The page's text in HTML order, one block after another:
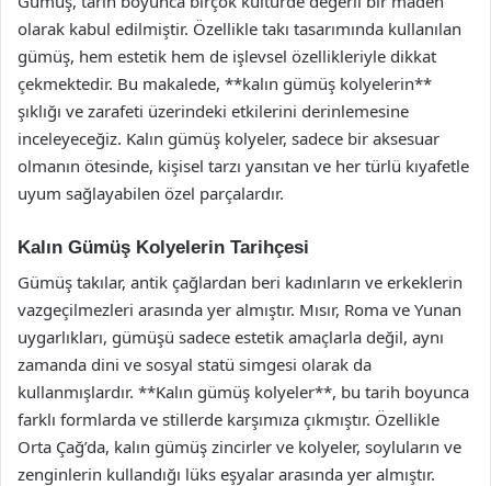
olarak kabul edilmiştir. Özellikle takı tasarımında kullanılan
gümüş, hem estetik hem de işlevsel özellikleriyle dikkat
çekmektedir. Bu makalede, **kalın gümüş kolyelerin**
şıklığı ve zarafeti üzerindeki etkilerini derinlemesine
inceleyeceğiz. Kalın gümüş kolyeler, sadece bir aksesuar
olmanın ötesinde, kişisel tarzı yansıtan ve her türlü kıyafetle
uyum sağlayabilen özel parçalardır.
Kalın Gümüş Kolyelerin Tarihçesi
Gümüş takılar, antik çağlardan beri kadınların ve erkeklerin
vazgeçilmezleri arasında yer almıştır. Mısır, Roma ve Yunan
uygarlıkları, gümüşü sadece estetik amaçlarla değil, aynı
zamanda dini ve sosyal statü simgesi olarak da
kullanmışlardır. **Kalın gümüş kolyeler**, bu tarih boyunca
farklı formlarda ve stillerde karşımıza çıkmıştır. Özellikle
Orta Çağ’da, kalın gümüş zincirler ve kolyeler, soyluların ve
zenginlerin kullandığı lüks eşyalar arasında yer almıştır.